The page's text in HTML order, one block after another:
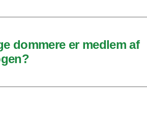
dommere er medlem af